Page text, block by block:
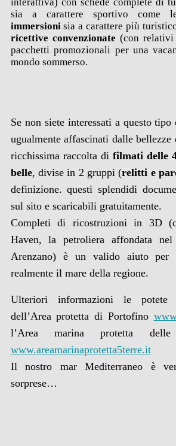
sia a carattere sportivo
immersionisia a carattere più
ricettive convenzionate (con
pacchetti promozionali per una
mondo sommerso.
Se non siete interessati a questo
ugualmente affascinati dalle bellezze
ricchissima raccolta di filmati delle
belle, divise in 2 gruppi (relitti e
definizione. questi splendidi
sul sito e scaricabili gratuitamente.
Completi di ricostruzioni in 3D
Haven, la petroliera affondata
Arenzano) è un valido aiuto per
realmente il mare della regione.
Ulteriori informazioni le
dell’Area protetta di Portofino
l’Area marina protetta
www.areamarinaprotetta5terre.it
Il nostro mar Mediterraneo è
sorprese…